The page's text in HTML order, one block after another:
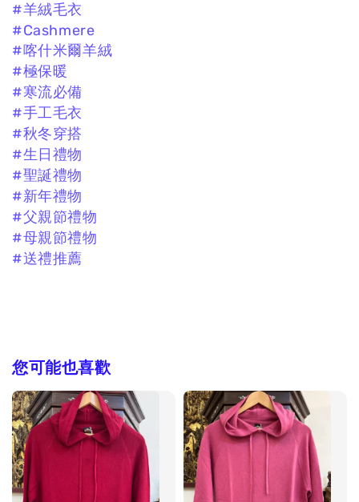
#羊絨毛衣
#Cashmere
#喀什米爾羊絨
#極保暖
#寒流必備
#手工毛衣
#秋冬穿搭
#生日禮物
#聖誕禮物
#新年禮物
#父親節禮物
#母親節禮物
#送禮推薦
您可能也喜歡